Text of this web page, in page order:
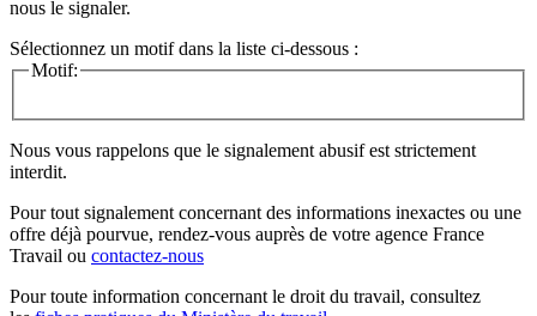
nous le signaler.
Sélectionnez un motif dans la liste ci-dessous :
Motif:
Nous vous rappelons que le signalement abusif est strictement
interdit.
Pour tout signalement concernant des informations inexactes ou une
offre déjà pourvue, rendez-vous auprès de votre agence France
Travail ou contactez-nous
Pour toute information concernant le droit du travail, consultez